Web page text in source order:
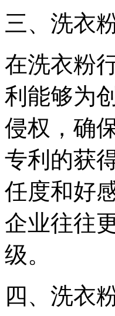
三、洗衣
在洗衣粉
利能够为
侵权，确
专利的获
任度和好
企业往往
级。
四、洗衣